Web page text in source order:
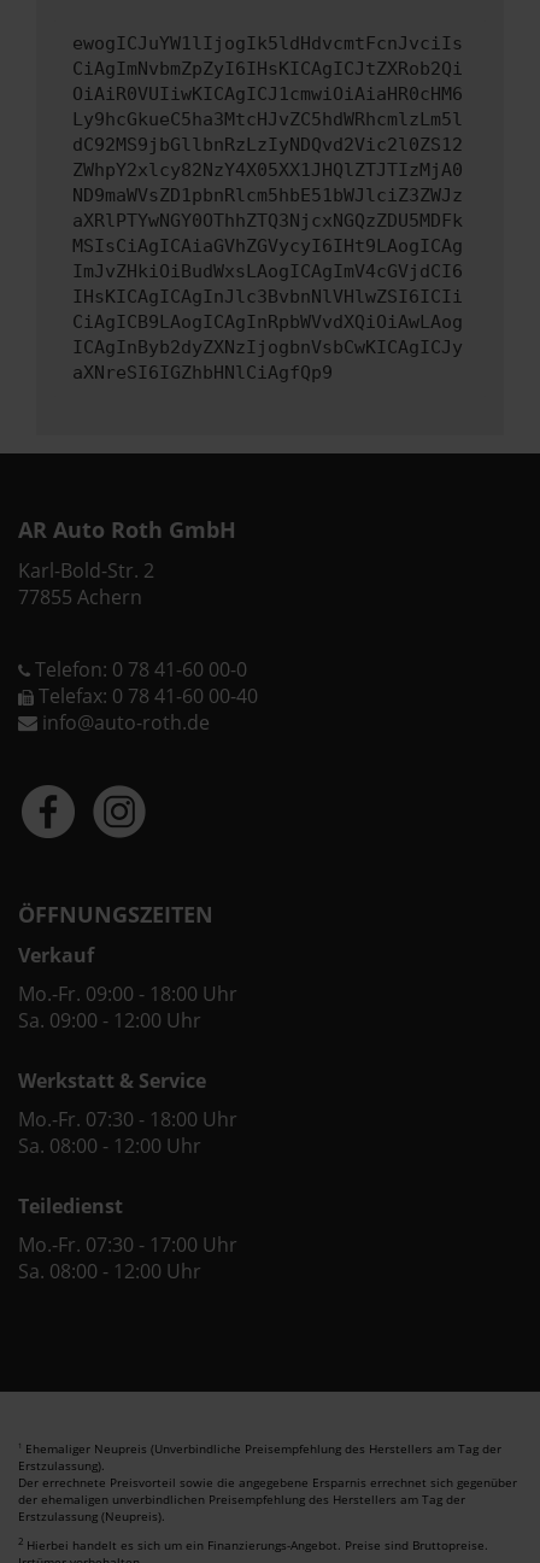
ewogICJuYW1lIjogIk5ldHdvcmtFcnJvciIs
CiAgImNvbmZpZyI6IHsKICAgICJtZXRob2Qi
OiAiR0VUIiwKICAgICJ1cmwiOiAiaHR0cHM6
Ly9hcGkueC5ha3MtcHJvZC5hdWRhcmlzLm5l
dC92MS9jbGllbnRzLzIyNDQvd2Vic2l0ZS12
ZWhpY2xlcy82NzY4X05XX1JHQlZTJTIzMjA0
ND9maWVsZD1pbnRlcm5hbE51bWJlciZ3ZWJz
aXRlPTYwNGY0OThhZTQ3NjcxNGQzZDU5MDFk
MSIsCiAgICAiaGVhZGVycyI6IHt9LAogICAg
ImJvZHkiOiBudWxsLAogICAgImV4cGVjdCI6
IHsKICAgICAgInJlc3BvbnNlVHlwZSI6ICIi
CiAgICB9LAogICAgInRpbWVvdXQiOiAwLAog
ICAgInByb2dyZXNzIjogbnVsbCwKICAgICJy
aXNreSI6IGZhbHNlCiAgfQp9
AR Auto Roth GmbH
Karl-Bold-Str. 2
77855 Achern
Telefon: 0 78 41-60 00-0
Telefax: 0 78 41-60 00-40
info@auto-roth.de
ÖFFNUNGSZEITEN
Verkauf
Mo.-Fr. 09:00 - 18:00 Uhr
Sa. 09:00 - 12:00 Uhr
Werkstatt & Service
Mo.-Fr. 07:30 - 18:00 Uhr
Sa. 08:00 - 12:00 Uhr
Teiledienst
Mo.-Fr. 07:30 - 17:00 Uhr
Sa. 08:00 - 12:00 Uhr
1 Ehemaliger Neupreis (Unverbindliche Preisempfehlung des Herstellers am Tag der
Erstzulassung).
Der errechnete Preisvorteil sowie die angegebene Ersparnis errechnet sich gegenüber
der ehemaligen unverbindlichen Preisempfehlung des Herstellers am Tag der
Erstzulassung (Neupreis).
2 Hierbei handelt es sich um ein Finanzierungs-Angebot. Preise sind Bruttopreise.